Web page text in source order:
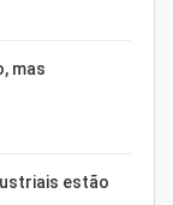
mas
estão